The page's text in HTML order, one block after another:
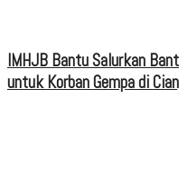
IMHJB Bantu Salurkan
untuk Korban Gempa di